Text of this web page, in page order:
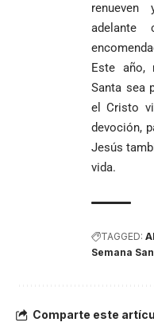
Este año,
Santa sea
el Cristo
devoción,
Jesús
vida.
TAGGED:
Semana
Comparte este